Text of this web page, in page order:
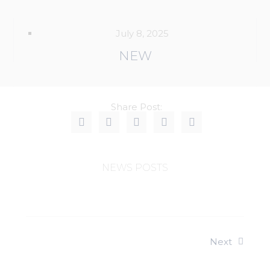
July 8, 2025
NEW
Share Post:
NEWS POSTS
Next